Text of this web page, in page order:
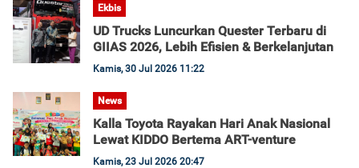
Ekbis
UD Trucks Luncurkan Quester Terbaru di
GIIAS 2026, Lebih Efisien & Berkelanjutan
Kamis, 30 Jul 2026 11:22
News
Kalla Toyota Rayakan Hari Anak Nasional
Lewat KIDDO Bertema ART-venture
Kamis, 23 Jul 2026 20:47